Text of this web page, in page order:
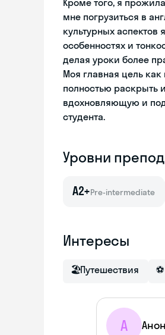
Кроме того, я
мне погрузиться в
культурных
особенностях и
делая уроки более
Моя главная цель
полностью раскрыть
вдохновляющую и
студента.
Уровни
A2+Pre-intermediate
Интересы
🏖Путешествия ⚽
А